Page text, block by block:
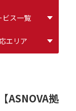
ビス一覧
エリア
ASNOVA拠